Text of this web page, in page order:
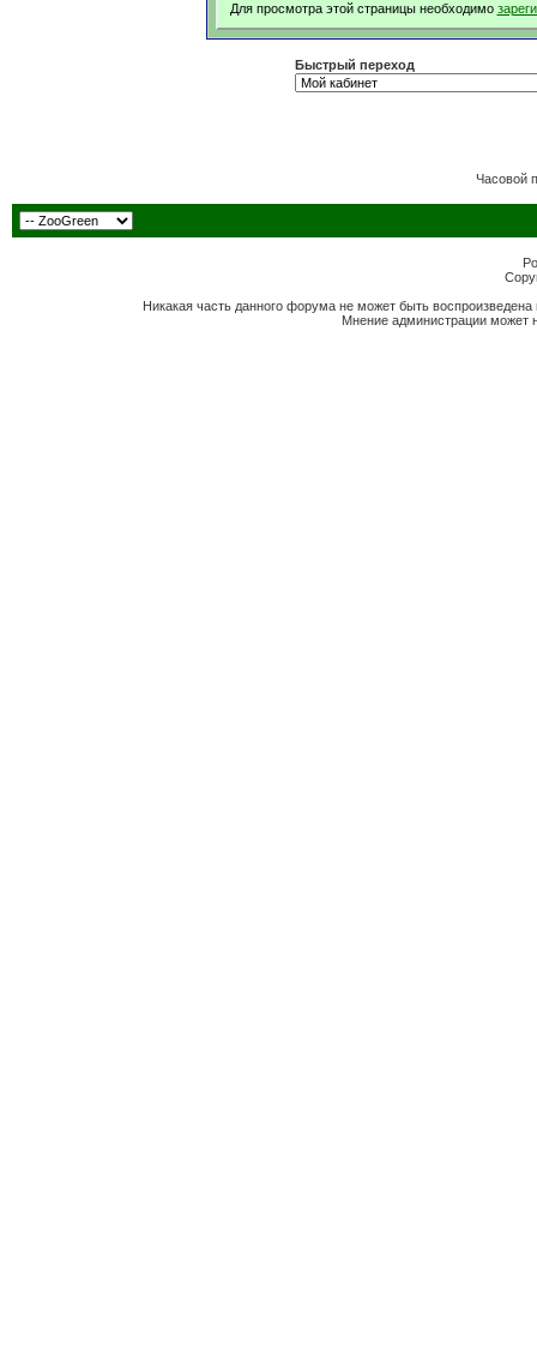
Для просмотра этой страницы необходимо
Быстрый переход
Часовой
Никакая часть данного форума не может быть
Мнение администрации может